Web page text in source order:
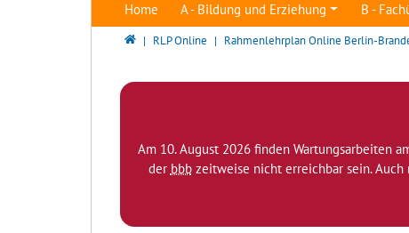
Home A - Bildung und Erziehung B -
Bildungsserver Berlin - Brandenburg
RLP Online Rahmenlehrplan Online Berlin-
Am 10. August 2026 finden Wartungsarbeiten
der bbbzeitweise nicht erreichbar sein. Auch